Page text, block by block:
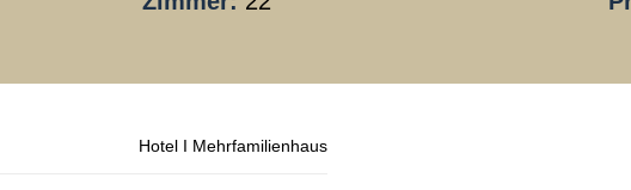
Hotel I Mehrfamilienhaus